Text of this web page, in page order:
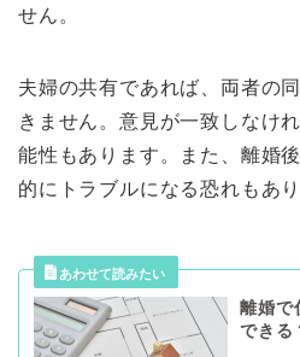
せん。
夫婦の共有であれば、両者の
きません。意見が一致しなけ
能性もあります。また、離婚
的にトラブルになる恐れもあり
離婚で
できる